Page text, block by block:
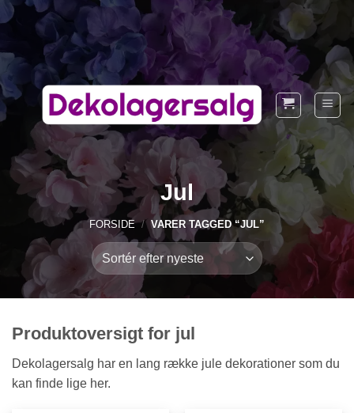
Fortsæt
Jul
FORSIDE / VARER TAGGED “JUL”
Produktoversigt for jul
Dekolagersalg har en lang række jule dekorationer som du
kan finde lige her.